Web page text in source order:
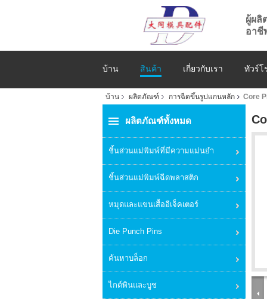
ผู้ผลิ
อาชี
บ้าน สินค้า เกี่ยวกับเรา ทัวร์โ
บ้าน ผลิตภัณฑ์ การฉีดขึ้นรูปแกนหลัก Core
ผลิตภัณฑ์ทั้งหมด
ชิ้นส่วนแม่พิมพ์ที่มีความแม่นยำ
ชิ้นส่วนแม่พิมพ์ฉีดพลาสติก
หมุดและแขนเสื้ออีเจ็คเตอร์
Die Punch Pins
ค้นหาบล็อก
ไกด์พินและบูช